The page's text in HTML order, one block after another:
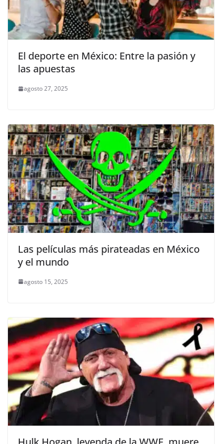
El deporte en México: Entre la pasión y
las apuestas
agosto 27, 2025
Las películas más pirateadas en México
y el mundo
agosto 15, 2025